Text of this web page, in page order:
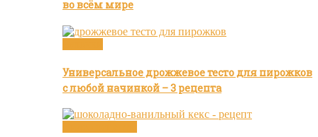
во всём мире
Универсальное дрожжевое тесто для пирожков
с любой начинкой – 3 рецепта